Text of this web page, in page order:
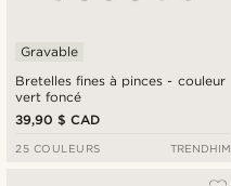
Bretelles fines à pinces - couleur
vert foncé
Gravable
39,90 $ CAD
25 COULEURS TRENDHIM